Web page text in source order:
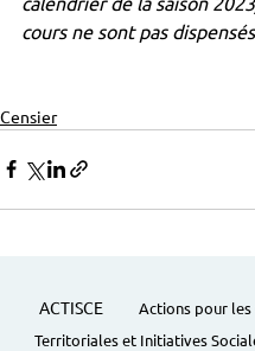
cours ne sont pas dispensés.
Censier
ACTISCE
Actions pour
Territoriales et Initiatives